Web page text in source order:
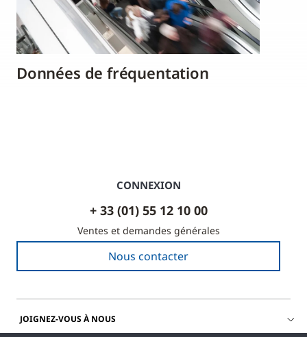
Données de fréquentation
CONNEXION
+ 33 (01) 55 12 10 00
Ventes et demandes générales
Nous contacter
JOIGNEZ-VOUS À NOUS